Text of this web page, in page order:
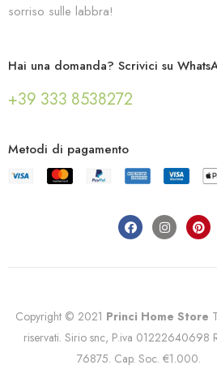
sorriso sulle labbra!
Hai una domanda? Scrivici su
+39 333 8538272
Metodi di pagamento
Copyright © 2021 Princi Home Store
riservati. Sirio snc, P.iva 01222640698
76875. Cap. Soc. €1.000.